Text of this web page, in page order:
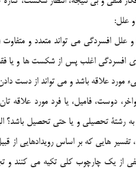
و علل:
افسردگي اغلب پس از شكست ها و يا
مورد علاقه باشد و مي تواند از دست
دوست، فاميل، يا فرد مورد علاقه
رشتة تحصيلي و يا حتي تحصيل باشد؟
تفسير هايي كه بر اساس رويدادهايي از
از يك چارچوب كلي تكيه مي كنند و